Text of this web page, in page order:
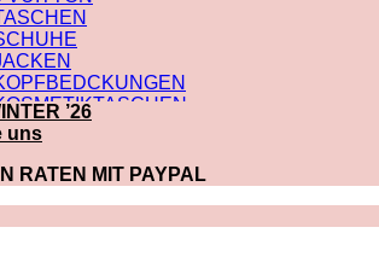
’26
uns
RATEN MIT PAYPAL